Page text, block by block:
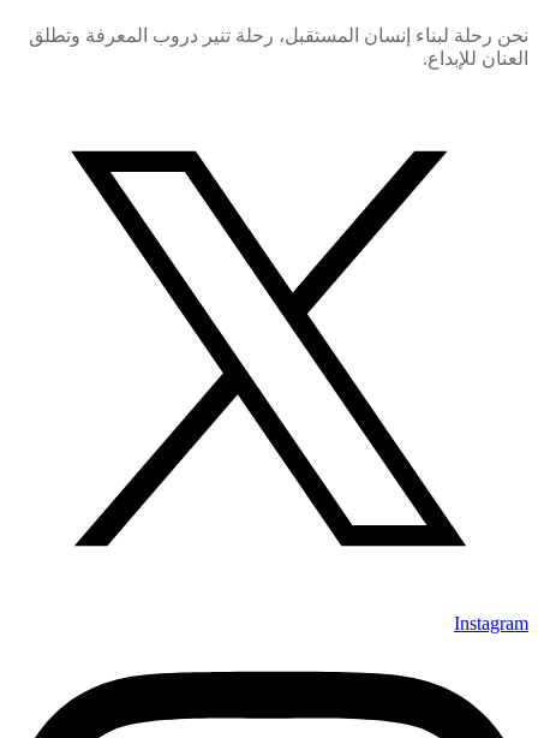
نحن رحلة لبناء إنسان المستقبل، رحلة تنير دروب المعرفة وتطلق
العنان للإبداع.
Instagram